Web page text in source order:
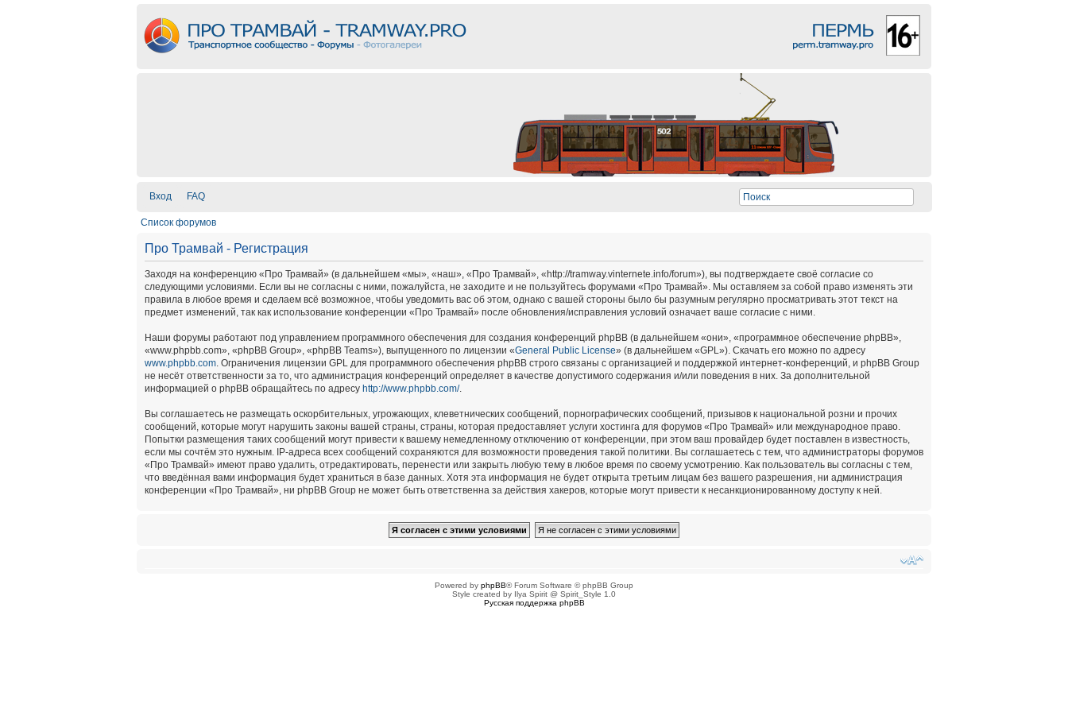
Вход FAQ
Список форумов
Про Трамвай - Регистрация
Заходя на конференцию «Про Трамвай» (в дальнейшем «мы», «наш», «Про Трамвай», «http://tramway.vinternete.info/forum»), вы подтверждаете своё согласие со
следующими условиями. Если вы не согласны с ними, пожалуйста, не заходите и не пользуйтесь форумами «Про Трамвай». Мы оставляем за собой право изменять эти
правила в любое время и сделаем всё возможное, чтобы уведомить вас об этом, однако с вашей стороны было бы разумным регулярно просматривать этот текст на
предмет изменений, так как использование конференции «Про Трамвай» после обновления/исправления условий означает ваше согласие с ними.
Наши форумы работают под управлением программного обеспечения для создания конференций phpBB (в дальнейшем «они», «программное обеспечение phpBB»,
«www.phpbb.com», «phpBB Group», «phpBB Teams»), выпущенного по лицензии «General Public License» (в дальнейшем «GPL»). Скачать его можно по адресу
www.phpbb.com. Ограничения лицензии GPL для программного обеспечения phpBB строго связаны с организацией и поддержкой интернет-конференций, и phpBB Group
не несёт ответственности за то, что администрация конференций определяет в качестве допустимого содержания и/или поведения в них. За дополнительной
информацией о phpBB обращайтесь по адресу http://www.phpbb.com/.
Вы соглашаетесь не размещать оскорбительных, угрожающих, клеветнических сообщений, порнографических сообщений, призывов к национальной розни и прочих
сообщений, которые могут нарушить законы вашей страны, страны, которая предоставляет услуги хостинга для форумов «Про Трамвай» или международное право.
Попытки размещения таких сообщений могут привести к вашему немедленному отключению от конференции, при этом ваш провайдер будет поставлен в известность,
если мы сочтём это нужным. IP-адреса всех сообщений сохраняются для возможности проведения такой политики. Вы соглашаетесь с тем, что администраторы форумов
«Про Трамвай» имеют право удалить, отредактировать, перенести или закрыть любую тему в любое время по своему усмотрению. Как пользователь вы согласны с тем,
что введённая вами информация будет храниться в базе данных. Хотя эта информация не будет открыта третьим лицам без вашего разрешения, ни администрация
конференции «Про Трамвай», ни phpBB Group не может быть ответственна за действия хакеров, которые могут привести к несанкционированному доступу к ней.
Powered by phpBB® Forum Software © phpBB Group
Style created by Ilya Spirit @ Spirit_Style 1.0
Русская поддержка phpBB